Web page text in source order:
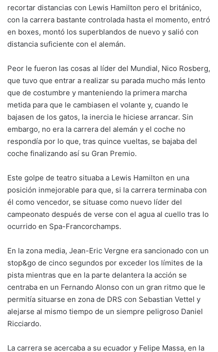
recortar distancias con Lewis Hamilton pero el británico,
con la carrera bastante controlada hasta el momento, entró
en boxes, montó los superblandos de nuevo y salió con
distancia suficiente con el alemán.
Peor le fueron las cosas al líder del Mundial, Nico Rosberg,
que tuvo que entrar a realizar su parada mucho más lento
que de costumbre y manteniendo la primera marcha
metida para que le cambiasen el volante y, cuando le
bajasen de los gatos, la inercia le hiciese arrancar. Sin
embargo, no era la carrera del alemán y el coche no
respondía por lo que, tras quince vueltas, se bajaba del
coche finalizando así su Gran Premio.
Este golpe de teatro situaba a Lewis Hamilton en una
posición inmejorable para que, si la carrera terminaba con
él como vencedor, se situase como nuevo líder del
campeonato después de verse con el agua al cuello tras lo
ocurrido en Spa-Francorchamps.
En la zona media, Jean-Eric Vergne era sancionado con un
stop&go de cinco segundos por exceder los límites de la
pista mientras que en la parte delantera la acción se
centraba en un Fernando Alonso con un gran ritmo que le
permitía situarse en zona de DRS con Sebastian Vettel y
alejarse al mismo tiempo de un siempre peligroso Daniel
Ricciardo.
La carrera se acercaba a su ecuador y Felipe Massa, en la